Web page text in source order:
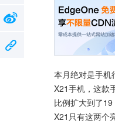
本月绝对是手机
X21手机，这款
比例扩大到了
X21只有这两个